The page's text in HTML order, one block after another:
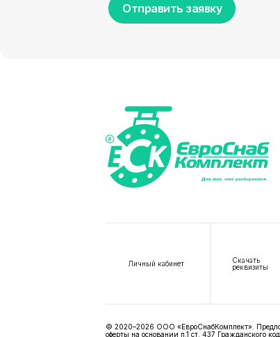
Отправить заявку
Личный кабинет
Скачать
реквизиты
© 2020–2026 ООО «ЕвроСнабКомплект».
оферты на основании п.1 ст. 437 Гражданского